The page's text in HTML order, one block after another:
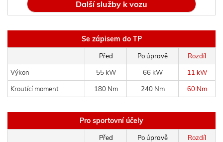
Další služby k vozu
Se zápisem do TP
Před Po úpravě Rozdíl
Výkon 55 kW 66 kW 11 kW
Kroutící moment 180 Nm 240 Nm 60 Nm
Pro sportovní účely
Před Po úpravě Rozdíl